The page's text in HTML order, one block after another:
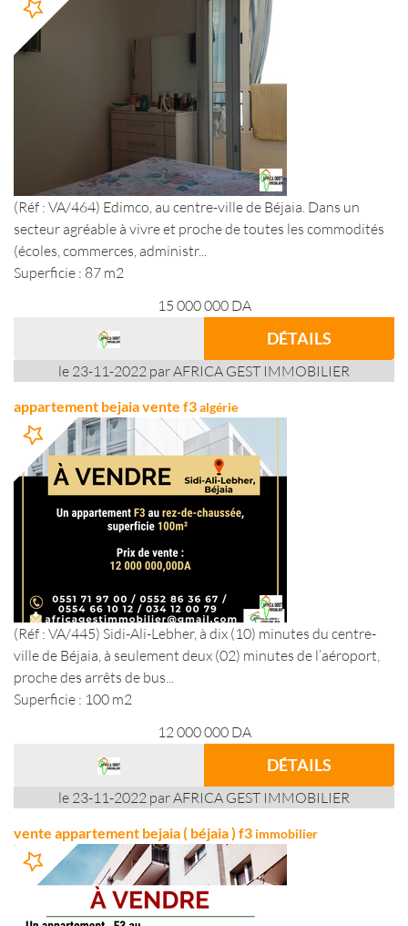
(Réf : VA/464) Edimco, au centre-ville de Béjaia. Dans un
secteur agréable à vivre et proche de toutes les commodités
(écoles, commerces, administr...
Superficie : 87 m2
15 000 000 DA
DÉTAILS
le 23-11-2022 par AFRICA GEST IMMOBILIER
appartement bejaia vente f3algérie
(Réf : VA/445) Sidi-Ali-Lebher, à dix (10) minutes du centre-
ville de Béjaia, à seulement deux (02) minutes de l’aéroport,
proche des arrêts de bus...
Superficie : 100 m2
12 000 000 DA
DÉTAILS
le 23-11-2022 par AFRICA GEST IMMOBILIER
vente appartement bejaia ( béjaia ) f3 immobilier